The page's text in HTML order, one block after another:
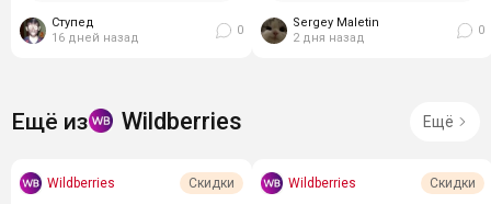
содержит всё необходимое
для...
Ступед
16 дней назад
0
Sergey Maletin
2 дня назад
0
Ещё из Wildberries Ещё
Wildberries Скидки Wildberries Скидки